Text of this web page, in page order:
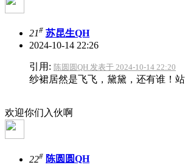
21# 苏昆生QH
2024-10-14 22:26
引用: 陈圆圆QH 发表于 2024-10-14 22:20
纱裙居然是飞飞，黛黛，还有谁！
欢迎你们入伙啊
22# 陈圆圆QH